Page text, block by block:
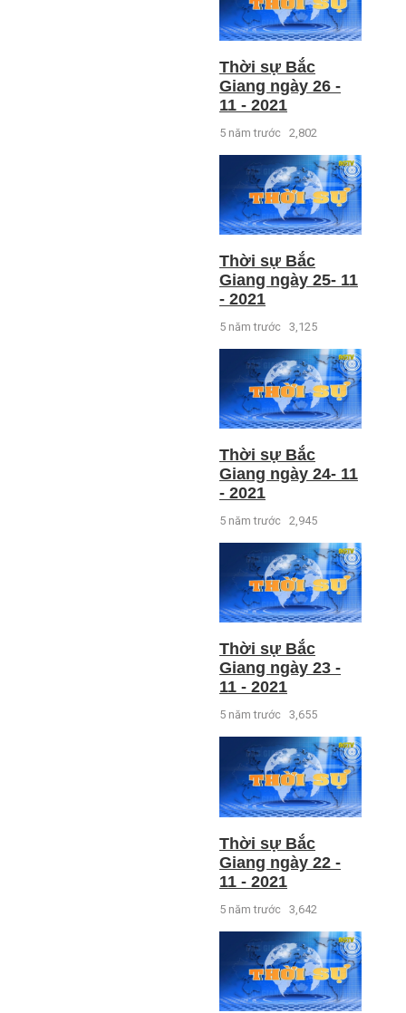
Thời sự Bắc
Giang ngày 26 -
11 - 2021
5 năm trước 2,802
Thời sự Bắc
Giang ngày 25- 11
- 2021
5 năm trước 3,125
Thời sự Bắc
Giang ngày 24- 11
- 2021
5 năm trước 2,945
Thời sự Bắc
Giang ngày 23 -
11 - 2021
5 năm trước 3,655
Thời sự Bắc
Giang ngày 22 -
11 - 2021
5 năm trước 3,642